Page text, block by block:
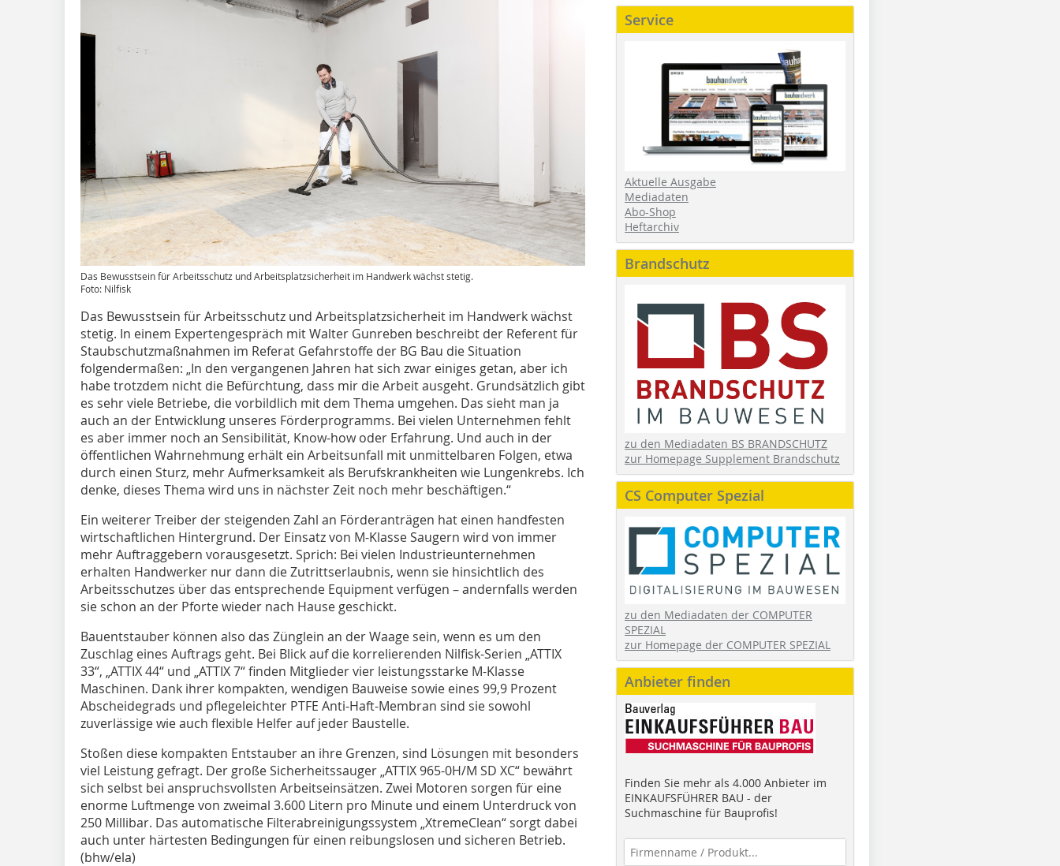
Das Bewusstsein für Arbeitsschutz und Arbeitsplatzsicherheit im Handwerk wächst stetig.
Foto: Nilfisk
Das Bewusstsein für Arbeitsschutz und Arbeitsplatzsicherheit im Handwerk wächst
stetig. In einem Expertengespräch mit Walter Gunreben beschreibt der Referent für
Staubschutzmaßnahmen im Referat Gefahrstoffe der BG Bau die Situation
folgendermaßen: „In den vergangenen Jahren hat sich zwar einiges getan, aber ich
habe trotzdem nicht die Befürchtung, dass mir die Arbeit ausgeht. Grundsätzlich gibt
es sehr viele Betriebe, die vorbildlich mit dem Thema umgehen. Das sieht man ja
auch an der Entwicklung unseres Förderprogramms. Bei vielen Unternehmen fehlt
es aber immer noch an Sensibilität, Know-how oder Erfahrung. Und auch in der
öffentlichen Wahrnehmung erhält ein Arbeitsunfall mit unmittelbaren Folgen, etwa
durch einen Sturz, mehr Aufmerksamkeit als Berufskrankheiten wie Lungenkrebs. Ich
denke, dieses Thema wird uns in nächster Zeit noch mehr beschäftigen.“
Ein weiterer Treiber der steigenden Zahl an Förderanträgen hat einen handfesten
wirtschaftlichen Hintergrund. Der Einsatz von M-Klasse Saugern wird von immer
mehr Auftraggebern vorausgesetzt. Sprich: Bei vielen Industrieunternehmen
erhalten Handwerker nur dann die Zutrittserlaubnis, wenn sie hinsichtlich des
Arbeitsschutzes über das entsprechende Equipment verfügen – andernfalls werden
sie schon an der Pforte wieder nach Hause geschickt.
Bauentstauber können also das Zünglein an der Waage sein, wenn es um den
Zuschlag eines Auftrags geht. Bei Blick auf die korrelierenden Nilfisk-Serien „ATTIX
33“, „ATTIX 44“ und „ATTIX 7“ finden Mitglieder vier leistungsstarke M-Klasse
Maschinen. Dank ihrer kompakten, wendigen Bauweise sowie eines 99,9 Prozent
Abscheidegrads und pflegeleichter PTFE Anti-Haft-Membran sind sie sowohl
zuverlässige wie auch flexible Helfer auf jeder Baustelle.
Stoßen diese kompakten Entstauber an ihre Grenzen, sind Lösungen mit besonders
viel Leistung gefragt. Der große Sicherheitssauger „ATTIX 965-0H/M SD XC“ bewährt
sich selbst bei anspruchsvollsten Arbeitseinsätzen. Zwei Motoren sorgen für eine
enorme Luftmenge von zweimal 3.600 Litern pro Minute und einem Unterdruck von
250 Millibar. Das automatische Filterabreinigungssystem „XtremeClean“ sorgt dabei
auch unter härtesten Bedingungen für einen reibungslosen und sicheren Betrieb.
(bhw/ela)
Service
Aktuelle Ausgabe
Mediadaten
Abo-Shop
Heftarchiv
Brandschutz
zu den Mediadaten BS BRANDSCHUTZ
zur Homepage Supplement Brandschutz
CS Computer Spezial
zu den Mediadaten der COMPUTER
SPEZIAL
zur Homepage der COMPUTER SPEZIAL
Anbieter finden
Finden Sie mehr als 4.000 Anbieter im
EINKAUFSFÜHRER BAU - der
Suchmaschine für Bauprofis!